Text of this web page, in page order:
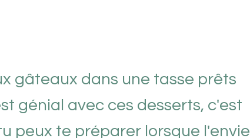
gâteaux dans une tasse prêts
génial avec ces desserts, c'est
peux te préparer lorsque l'envie